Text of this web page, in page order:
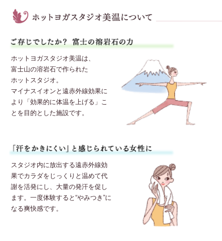
ホットヨガスタジオ美温は、
富士山の溶岩石で作られた
ホットスタジオ。
マイナスイオンと遠赤外線効果に
より「効果的に体温を上げる」こ
とを目的とした施設です。
スタジオ内に放出する遠赤外線効
果でカラダをじっくりと温めて代
謝を活発にし、大量の発汗を促し
ます。一度体験すると“やみつき”に
なる爽快感です。